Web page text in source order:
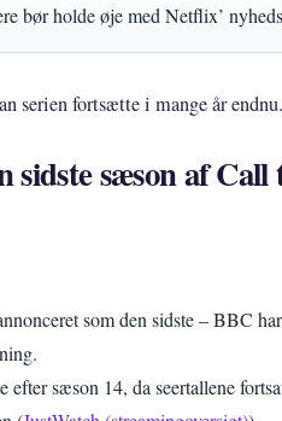
bør holde øje med Netflix’
serien fortsætte i mange år endnu.
sidste sæson af Call
som den sidste – BBC
efter sæson 14, da seertallene